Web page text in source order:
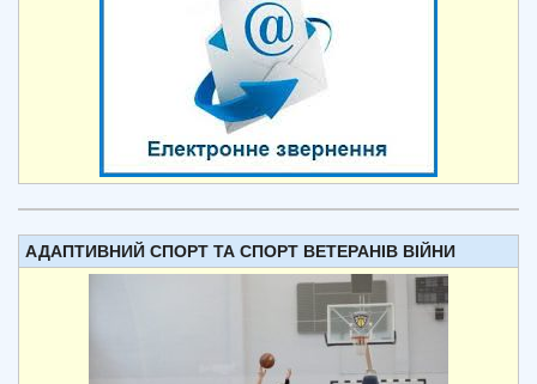
АДАПТИВНИЙ СПОРТ ТА СПОРТ ВЕТЕРАНІВ ВІЙНИ